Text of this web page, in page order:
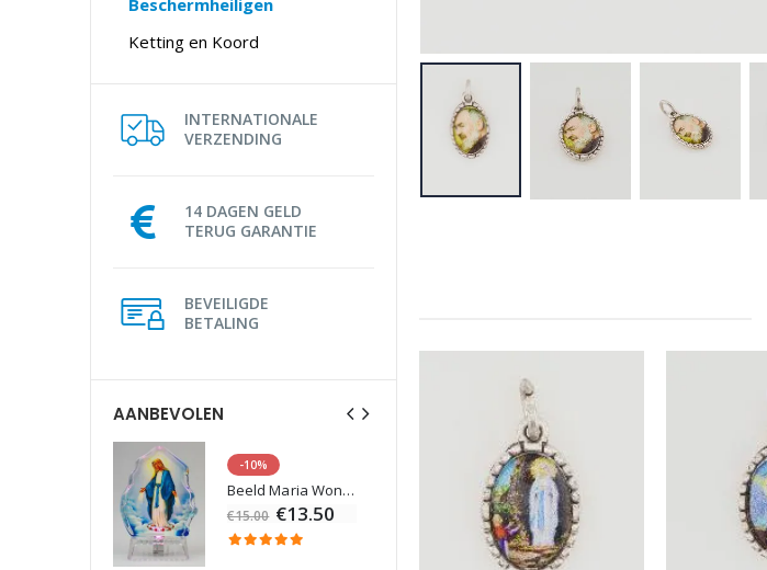
Ketting en Koord
INTERNATIONALE
VERZENDING
14 DAGEN GELD
TERUG GARANTIE
BEVEILIGDE
BETALING
AANBEVOLEN
-10%
Beeld Maria Wonderdadige Verlicht
€15.00 €13.50
-20%
€24.90 €19.92